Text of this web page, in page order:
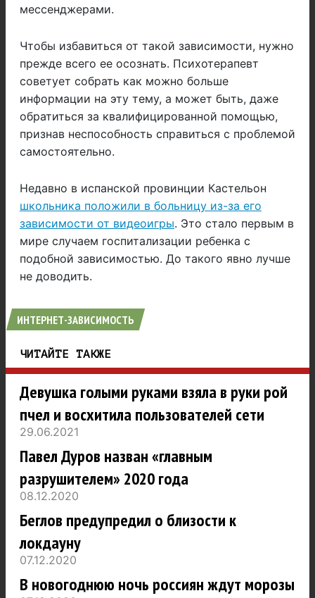
мессенджерами.
Чтобы избавиться от такой зависимости, нужно
прежде всего ее осознать. Психотерапевт
советует собрать как можно больше
информации на эту тему, а может быть, даже
обратиться за квалифицированной помощью,
признав неспособность справиться с проблемой
самостоятельно.
Недавно в испанской провинции Кастельон
школьника положили в больницу из-за его
зависимости от видеоигры. Это стало первым в
мире случаем госпитализации ребенка с
подобной зависимостью. До такого явно лучше
не доводить.
ИНТЕРНЕТ-ЗАВИСИМОСТЬ
ЧИТАЙТЕ ТАКЖЕ
Девушка голыми руками взяла в руки рой
пчел и восхитила пользователей сети
29.06.2021
Павел Дуров назван «главным
разрушителем» 2020 года
08.12.2020
Беглов предупредил о близости к
локдауну
07.12.2020
В новогоднюю ночь россиян ждут морозы